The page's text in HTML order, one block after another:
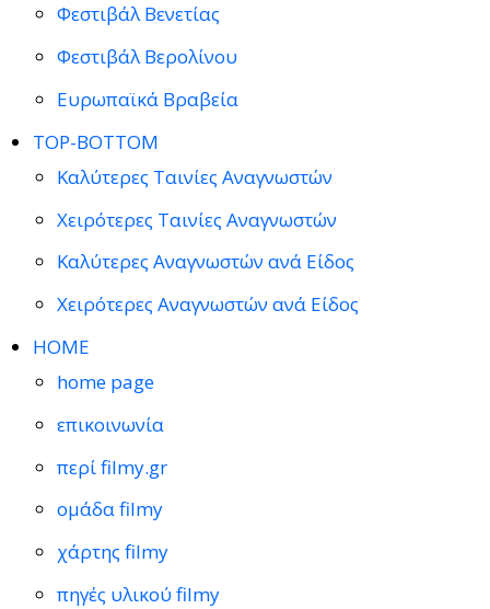
Φεστιβάλ Βενετίας
Φεστιβάλ Βερολίνου
Ευρωπαϊκά Βραβεία
TOP-BOTTOM
Καλύτερες Ταινίες Αναγνωστών
Χειρότερες Ταινίες Αναγνωστών
Καλύτερες Αναγνωστών ανά Είδος
Χειρότερες Αναγνωστών ανά Είδος
HOME
home page
επικοινωνία
περί filmy.gr
ομάδα filmy
χάρτης filmy
πηγές υλικού filmy